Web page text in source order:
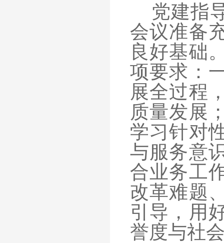
党建指
会议准备
良好基础
项要求：
展全过程
质量发展
学习针对
与服务意
合业务工
改革难题
引导，用
誉度与社